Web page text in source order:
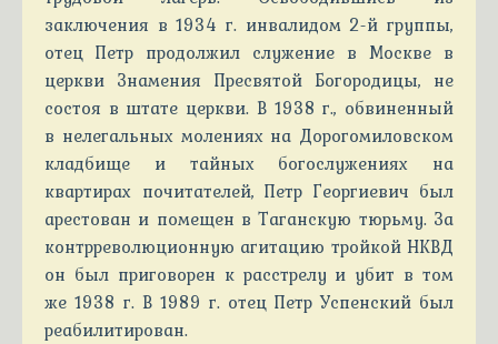
заключения в 1934 г. инвалидом 2-й группы,
отец Петр продолжил служение в Москве в
церкви Знамения Пресвятой Богородицы, не
состоя в штате церкви. В 1938 г., обвиненный
в нелегальных молениях на Дорогомиловском
кладбище и тайных богослужениях на
квартирах почитателей, Петр Георгиевич был
арестован и помещен в Таганскую тюрьму. За
контрреволюционную агитацию тройкой НКВД
он был приговорен к расстрелу и убит в том
же 1938 г. В 1989 г. отец Петр Успенский был
реабилитирован.